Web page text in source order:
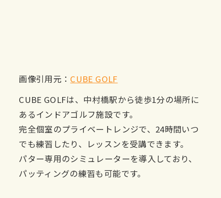
画像引用元： CUBE GOLF
CUBE GOLFは、中村橋駅から徒歩1分の場所に
あるインドアゴルフ施設です。
完全個室のプライベートレンジで、24時間いつ
でも練習したり、レッスンを受講できます。
パター専用のシミュレーターを導入しており、
パッティングの練習も可能です。